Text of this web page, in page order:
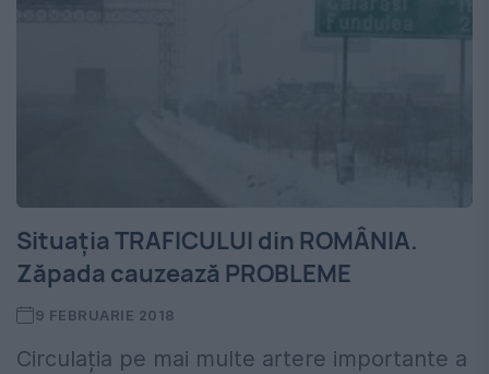
Situația TRAFICULUI din ROMÂNIA.
Zăpada cauzează PROBLEME
9 FEBRUARIE 2018
Circulația pe mai multe artere importante a